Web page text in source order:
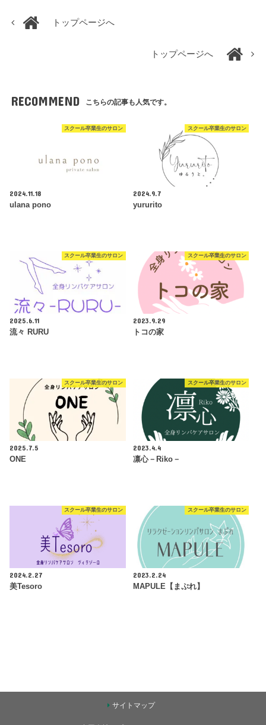
トップページへ
トップページへ
RECOMMEND こちらの記事も人気です。
スクール卒業生のサロン
2024.11.18
ulana pono
スクール卒業生のサロン
2024.9.7
yururito
スクール卒業生のサロン
2025.6.11
流々 RURU
スクール卒業生のサロン
2023.9.29
トコの家
スクール卒業生のサロン
2025.7.5
ONE
スクール卒業生のサロン
2023.4.4
凛心－Riko－
スクール卒業生のサロン
2024.2.27
美Tesoro
スクール卒業生のサロン
2023.2.24
MAPULE【まぷれ】
サイトマップ